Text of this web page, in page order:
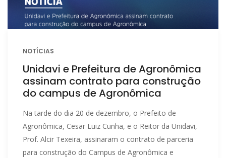
NOTÍCIAS
Unidavi e Prefeitura de Agronômica
assinam contrato para construção
do campus de Agronômica
Na tarde do dia 20 de dezembro, o Prefeito de
Agronômica, Cesar Luiz Cunha, e o Reitor da Unidavi,
Prof. Alcir Texeira, assinaram o contrato de parceria
para construção do Campus de Agronômica e